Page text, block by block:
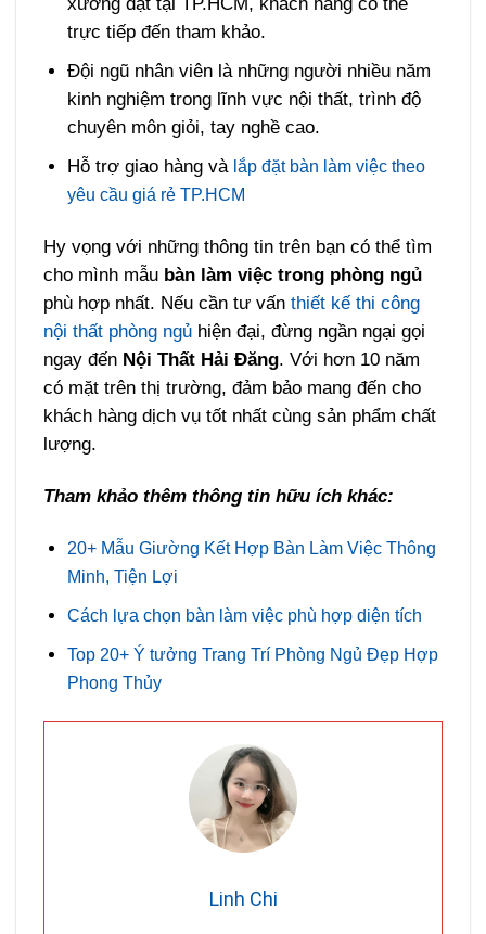
trực tiếp đến tham khảo.
Đội ngũ nhân viên là những người nhiều năm
kinh nghiệm trong lĩnh vực nội thất, trình độ
chuyên môn giỏi, tay nghề cao.
Hỗ trợ giao hàng và lắp đặt bàn làm việc theo
yêu cầu giá rẻ TP.HCM
Hy vọng với những thông tin trên bạn có thể tìm
cho mình mẫu bàn làm việc trong phòng ngủ
phù hợp nhất. Nếu cần tư vấnthiết kế thi công
nội thất phòng ngủ hiện đại, đừng ngần ngại gọi
ngay đến Nội Thất Hải Đăng. Với hơn 10 năm
có mặt trên thị trường, đảm bảo mang đến cho
khách hàng dịch vụ tốt nhất cùng sản phẩm chất
lượng.
Tham khảo thêm thông tin hữu ích khác:
20+ Mẫu Giường Kết Hợp Bàn Làm Việc Thông
Minh, Tiện Lợi
Cách lựa chọn bàn làm việc phù hợp diện tích
Top 20+ Ý tưởng Trang Trí Phòng Ngủ Đẹp Hợp
Phong Thủy
Linh Chi